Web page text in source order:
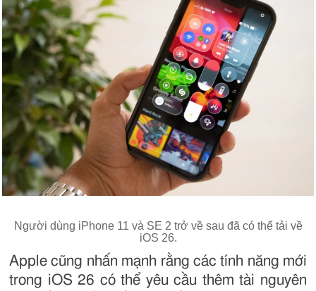
Người dùng iPhone 11 và SE 2 trở về sau đã có thể tải về
iOS 26.
Apple cũng nhấn mạnh rằng các tính năng mới
trong iOS 26 có thể yêu cầu thêm tài nguyên